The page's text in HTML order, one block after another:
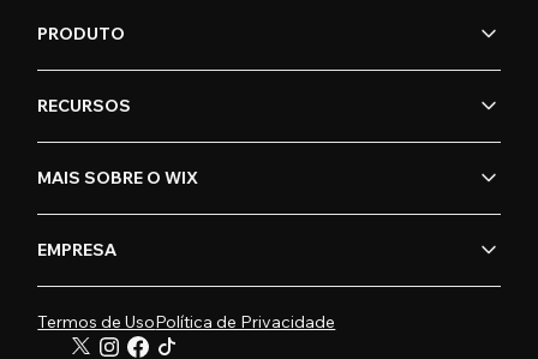
PRODUTO
RECURSOS
MAIS SOBRE O WIX
EMPRESA
Termos de UsoPolítica de Privacidade